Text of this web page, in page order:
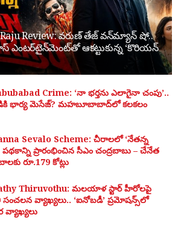
Review: వరుణ్ తేజ్ వన్‌మ్యాన్ షో..
ఆకట్టుకున్న ‘కొరియన్
Crime: ‘నా భర్తను ఎలాగైనా చంపు’..
భార్య మెసేజ్? మహబూబాబాద్‌లో కలకలం
Sevalo Scheme: చీరాలలో ‘నేతన్న
ప్రారంభించిన సీఎం చంద్రబాబు – చేనేత
రూ.179 కోట్లు
Thiruvothu: మలయాళ స్టార్ హీరోలపై
వ్యాఖ్యలు.. ‘ఐనోబడీ’ ప్రమోషన్స్‌లో
వ్యాఖ్యలు